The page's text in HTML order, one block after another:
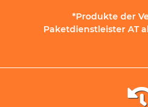
*Produkte der
Paketdienstleister AT